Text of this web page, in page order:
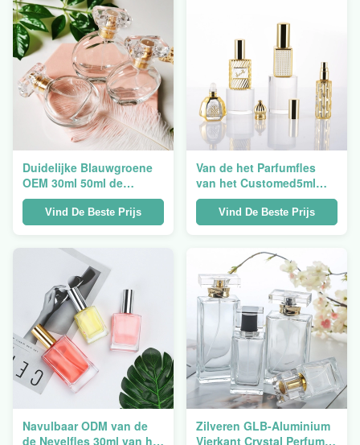
Duidelijke Blauwgroene
OEM 30ml 50ml de
Nevelfles 0.3kg van het
Glasparfum
Vind De Beste Prijs
Van de het Parfumfles
van het Customed5ml
7ml 10ml Modieuze Glas
de Gradiëntkleur
Vind De Beste Prijs
Navulbaar ODM van de
de Nevelfles 30ml van het
Zilveren GLB-Aluminium
Vierkant Crystal Perfume